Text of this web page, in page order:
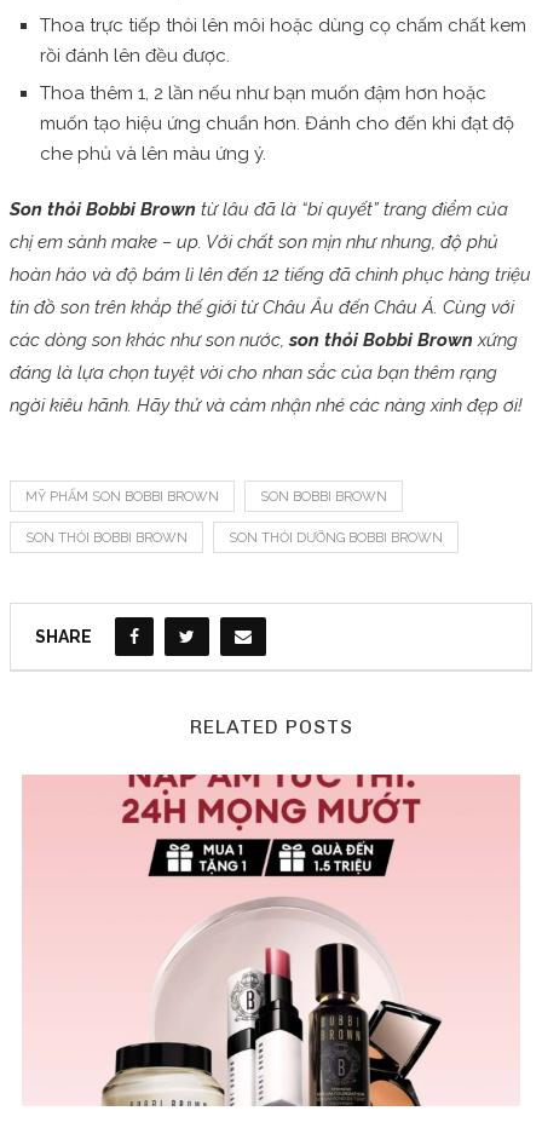
Thoa trực tiếp thỏi lên môi hoặc dùng cọ chấm chất kem
rồi đánh lên đều được.
Thoa thêm 1, 2 lần nếu như bạn muốn đậm hơn hoặc
muốn tạo hiệu ứng chuẩn hơn. Đánh cho đến khi đạt độ
che phủ và lên màu ứng ý.
Son thỏi Bobbi Brown từ lâu đã là “bí quyết” trang điểm của
chị em sành make – up. Với chất son mịn như nhung, độ phủ
hoàn hảo và độ bám lì lên đến 12 tiếng đã chinh phục hàng triệu
tín đồ son trên khắp thế giới từ Châu Âu đến Châu Á. Cùng với
các dòng son khác như son nước,son thỏi Bobbi Brown xứng
đáng là lựa chọn tuyệt vời cho nhan sắc của bạn thêm rạng
ngời kiêu hãnh. Hãy thử và cảm nhận nhé các nàng xinh đẹp ơi!
MỸ PHẨM SON BOBBI BROWN SON BOBBI BROWN
SON THỎI BOBBI BROWN SON THỎI DƯỠNG BOBBI BROWN
SHARE
RELATED POSTS